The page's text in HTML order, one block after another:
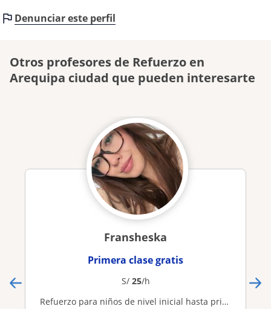
Denunciar este perfil
Otros profesores de Refuerzo en
Arequipa ciudad que pueden interesarte
Fransheska
Primera clase gratis
S/ 25/h
Refuerzo para niños de nivel inicial hasta primero de primaria